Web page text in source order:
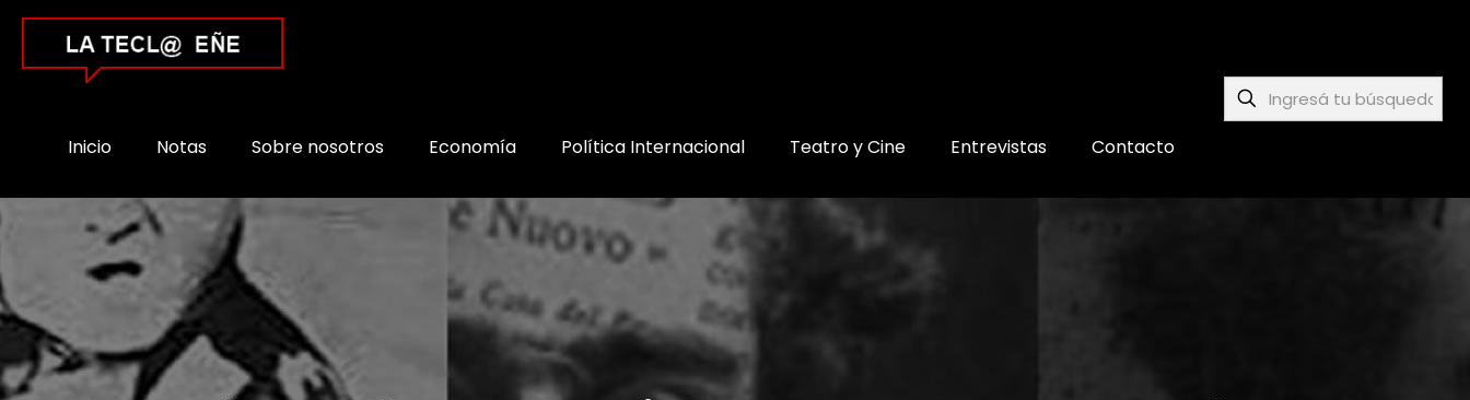
Inicio Notas Sobre nosotros Economía Política Internacional Teatro y Cine Entrevistas Contacto